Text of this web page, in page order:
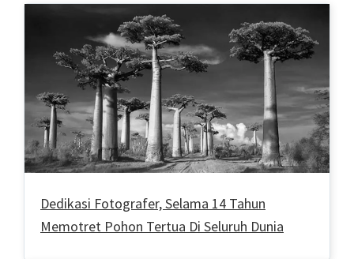
Dedikasi Fotografer, Selama 14 Tahun
Memotret Pohon Tertua Di Seluruh Dunia